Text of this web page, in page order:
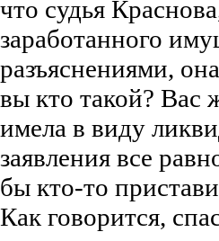
что судья
заработанного
разъяснениями,
вы кто такой? Вас
имела в виду
заявления все
бы кто-то
Как говорится,